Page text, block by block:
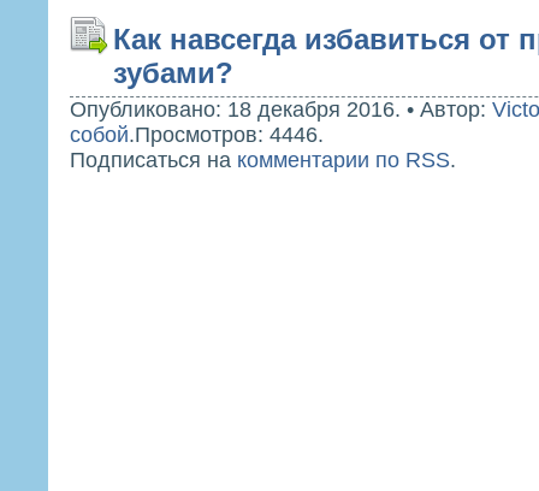
Как навсегда избавиться от
зубами?
Опубликовано: 18 декабря 2016. • Автор:
собой.Просмотров: 4446.
Подписаться на комментарии по RSS.